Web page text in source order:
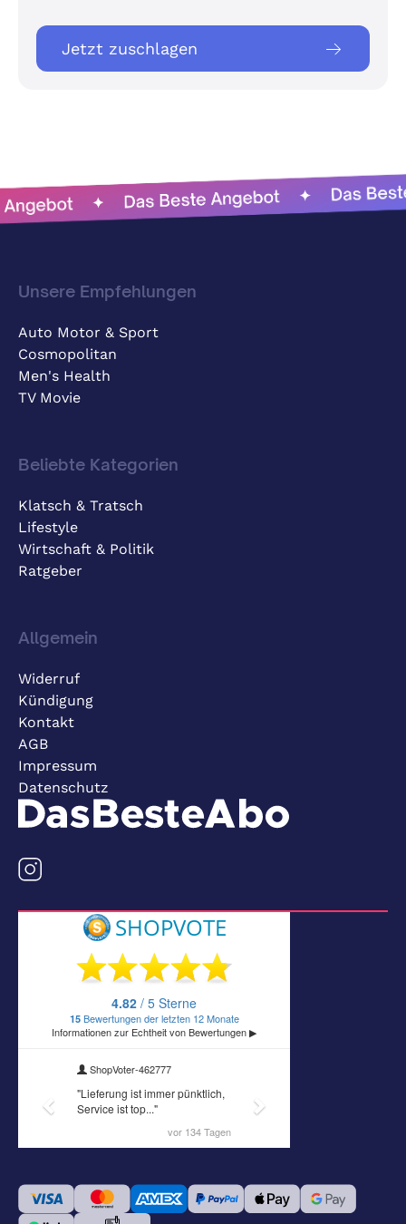
Jetzt zuschlagen
Unsere Empfehlungen
Auto Motor & Sport
Cosmopolitan
Men's Health
TV Movie
Beliebte Kategorien
Klatsch & Tratsch
Lifestyle
Wirtschaft & Politik
Ratgeber
Allgemein
Widerruf
Kündigung
Kontakt
AGB
Impressum
Datenschutz